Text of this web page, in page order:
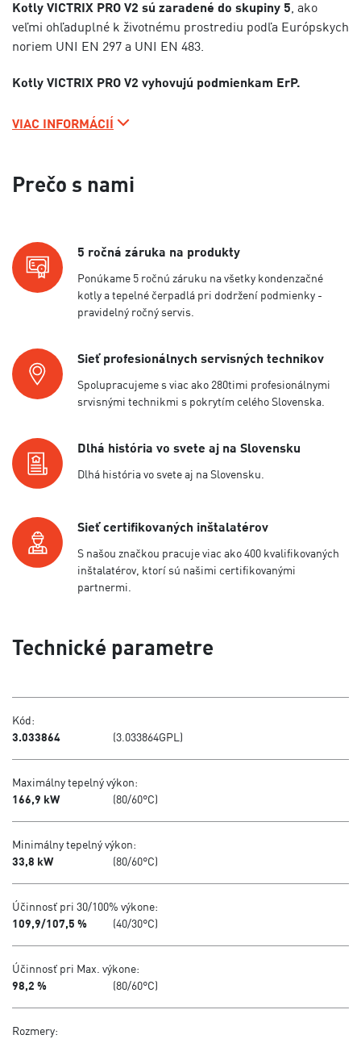
Kotly VICTRIX PRO V2 sú zaradené do skupiny 5, ako
veľmi ohľaduplné k životnému prostrediu podľa Európskych
noriem UNI EN 297 a UNI EN 483.
Kotly VICTRIX PRO V2 vyhovujú podmienkam ErP.
VIAC INFORMÁCIÍ
Prečo s nami
5 ročná záruka na produkty
Ponúkame 5 ročnú záruku na všetky kondenzačné
kotly a tepelné čerpadlá pri dodržení podmienky -
pravidelný ročný servis.
Sieť profesionálnych servisných technikov
Spolupracujeme s viac ako 280timi profesionálnymi
srvisnými technikmi s pokrytím celého Slovenska.
Dlhá história vo svete aj na Slovensku
Dlhá história vo svete aj na Slovensku.
Sieť certifikovaných inštalatérov
S našou značkou pracuje viac ako 400 kvalifikovaných
inštalatérov, ktorí sú našimi certifikovanými
partnermi.
Technické parametre
Kód:
3.033864
(3.033864GPL)
Maximálny tepelný výkon:
166,9 kW
(80/60°C)
Minimálny tepelný výkon:
33,8 kW
(80/60°C)
Účinnosť pri 30/100% výkone:
109,9/107,5 %
(40/30°C)
Účinnosť pri Max. výkone:
98,2 %
(80/60°C)
Rozmery: